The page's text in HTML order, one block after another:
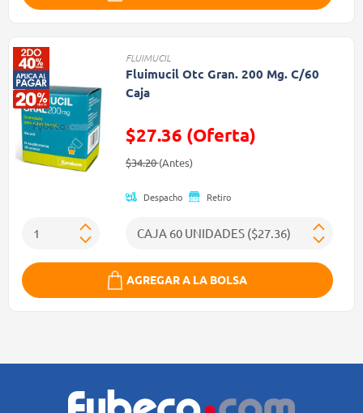
FLUIMUCIL
Fluimucil Otc Gran. 200 Mg. C/60
Caja
$27.36 (Oferta)
Precio reducido de
$34.20(Antes)(Oferta)
Despacho Retiro
AGREGAR A LA BOLSA